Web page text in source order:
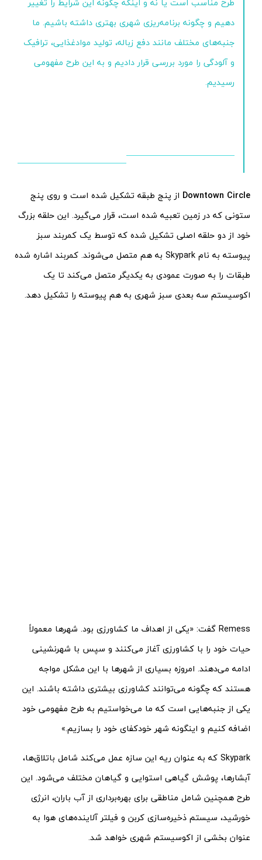
دهیم و چگونه برنامه‌ریزی شهری بهتری داشته باشیم. ما
جنبه‌های مختلف مانند دفع زباله، تولید موادغذایی، ترافیک
و آلودگی را مورد بررسی قرار دادیم و به این طرح مفهومی
رسیدیم.
Downtown Circle از پنج طبقه تشکیل شده است و روی پنج
ستونی که در زمین تعبیه شده است، قرار می‌گیرد. این حلقه بزرگ
خود از دو حلقه اصلی تشکیل شده که توسط یک کمربند سبز
پیوسته به نام Skypark به هم متصل می‌شوند. کمربند اشاره شده
طبقات را به صورت عمودی به یکدیگر متصل می‌کند تا یک
اکوسیستم سه بعدی سبز شهری به هم پیوسته را تشکیل دهد.
Remess گفت: «یکی از اهداف ما کشاورزی بود. شهرها معمولاً
حیات خود را با کشاورزی آغاز می‌کنند و سپس با شهرنشینی
ادامه می‌دهند. امروزه بسیاری از شهرها با این مشکل مواجه
هستند که چگونه می‌توانند کشاورزی بیشتری داشته باشند. این
یکی از جنبه‌هایی است که ما می‌خواستیم به طرح مفهومی خود
اضافه کنیم و اینگونه شهر خودکفای خود را بسازیم.»
Skypark که به عنوان ریه این سازه عمل می‌کند شامل باتلاق‌ها،
آبشارها، پوشش گیاهی استوایی و گیاهان مختلف می‌شود. این
طرح همچنین شامل مناطقی برای بهره‌برداری از آب باران، انرژی
خورشید، سیستم ذخیره‌سازی کربن و فیلتر آلاینده‌های هوا به
عنوان بخشی از اکوسیستم شهری خواهد شد.